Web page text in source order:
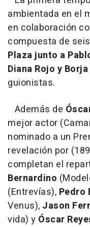
ambientada en el
en colaboración
compuesta de
Plaza junto a
Diana Rojo y
guionistas.
Además de
mejor actor
nominado a un
revelación por
completan el
Bernardino
(Entrevías), Pedro
Venus), Jason
vida) y Óscar